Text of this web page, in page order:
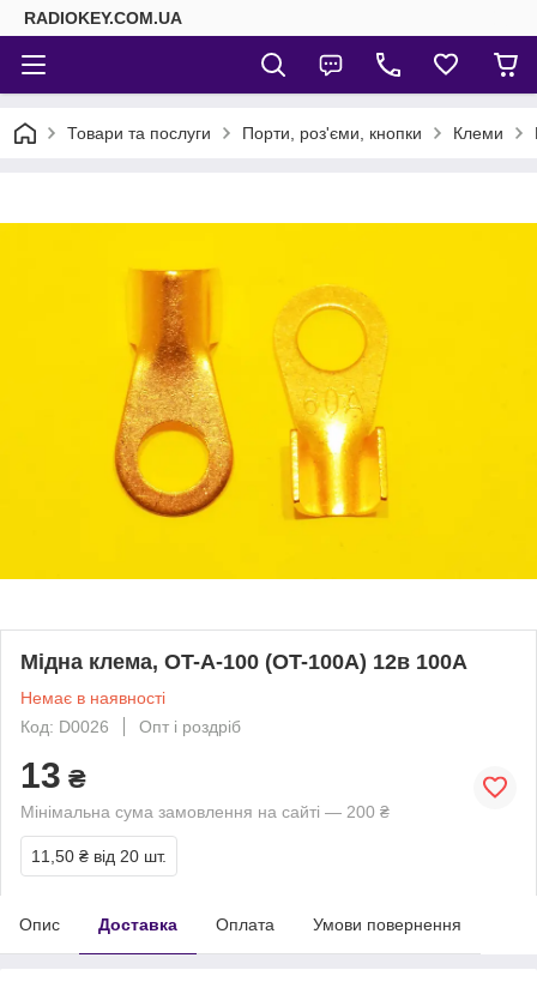
RADIOKEY.COM.UA
Товари та послуги Порти, роз'єми, кнопки Клеми
Мідна клема, OT-A-100 (OT-100A) 12в 100А
Немає в наявності
Код: D0026
Опт і роздріб
13 ₴
Мінімальна сума замовлення на сайті — 200 ₴
11,50 ₴ від 20 шт.
Опис Доставка Оплата Умови повернення